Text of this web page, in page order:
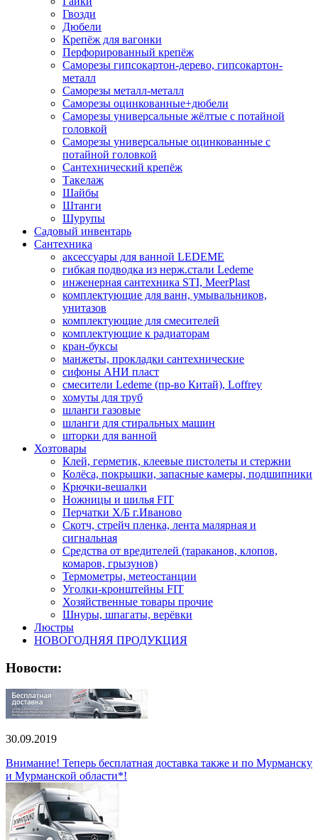
Гвозди
Дюбели
Крепёж для вагонки
Перфорированный крепёж
Саморезы гипсокартон-дерево, гипсокартон-
металл
Саморезы металл-металл
Саморезы оцинкованные+дюбели
Саморезы универсальные жёлтые с потайной
головкой
Саморезы универсальные оцинкованные с
потайной головкой
Сантехнический крепёж
Такелаж
Шайбы
Штанги
Шурупы
Садовый инвентарь
Сантехника
аксессуары для ванной LEDEME
гибкая подводка из нерж.стали Ledeme
инженерная сантехника STI, MeerPlast
комплектующие для ванн, умывальников,
унитазов
комплектующие для смесителей
комплектующие к радиаторам
кран-буксы
манжеты, прокладки сантехнические
сифоны АНИ пласт
смесители Ledeme (пр-во Китай), Loffrey
хомуты для труб
шланги газовые
шланги для стиральных машин
шторки для ванной
Хозтовары
Клей, герметик, клеевые пистолеты и стержни
Колёса, покрышки, запасные камеры, подшипники
Крючки-вешалки
Ножницы и шилья FIT
Перчатки Х/Б г.Иваново
Скотч, стрейч пленка, лента малярная и
сигнальная
Средства от вредителей (тараканов, клопов,
комаров, грызунов)
Термометры, метеостанции
Уголки-кронштейны FIT
Хозяйственные товары прочие
Шнуры, шпагаты, верёвки
Люстры
НОВОГОДНЯЯ ПРОДУКЦИЯ
Новости:
30.09.2019
Внимание! Теперь бесплатная доставка также и по Мурманску
и Мурманской области*!